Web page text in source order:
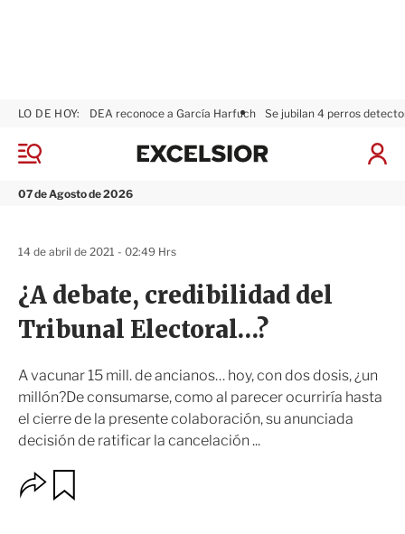
M
n
07 de Agosto de 2026
LO DE HOY: DEA reconoce a García Harfuch Se jubilan 4 perros
I
x
¿A debate, credibilidad del
Tribunal Electoral…?
A vacunar 15 mill. de ancianos… hoy, con dos dosis, ¿un
millón?De consumarse, como al parecer ocurriría hasta
el cierre de la presente colaboración, su anunciada
decisión de ratificar la cancelación ...
14 de abril de 2021 - 02:49 Hrs
O
p